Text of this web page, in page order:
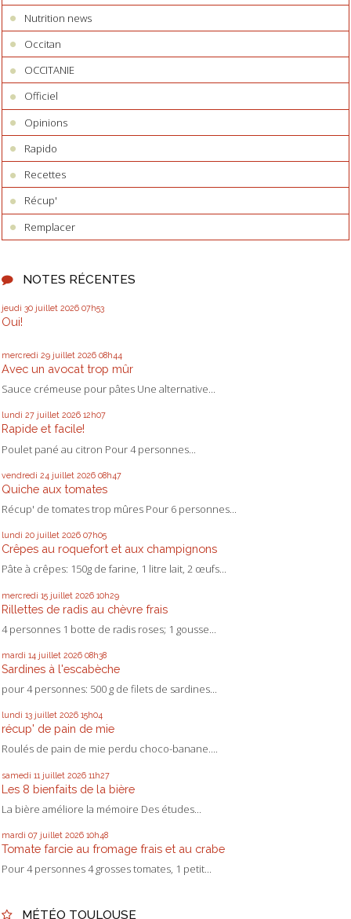
Nutrition news
Occitan
OCCITANIE
Officiel
Opinions
Rapido
Recettes
Récup'
Remplacer
NOTES RÉCENTES
jeudi 30 juillet 2026 07h53
Oui!
mercredi 29 juillet 2026 08h44
Avec un avocat trop mûr
Sauce crémeuse pour pâtes Une alternative...
lundi 27 juillet 2026 12h07
Rapide et facile!
Poulet pané au citron Pour 4 personnes...
vendredi 24 juillet 2026 08h47
Quiche aux tomates
Récup' de tomates trop mûres Pour 6 personnes...
lundi 20 juillet 2026 07h05
Crêpes au roquefort et aux champignons
Pâte à crêpes: 150g de farine, 1 litre lait, 2 œufs...
mercredi 15 juillet 2026 10h29
Rillettes de radis au chèvre frais
4 personnes 1 botte de radis roses; 1 gousse...
mardi 14 juillet 2026 08h38
Sardines à l'escabèche
pour 4 personnes: 500 g de filets de sardines...
lundi 13 juillet 2026 15h04
récup' de pain de mie
Roulés de pain de mie perdu choco-banane....
samedi 11 juillet 2026 11h27
Les 8 bienfaits de la bière
La bière améliore la mémoire Des études...
mardi 07 juillet 2026 10h48
Tomate farcie au fromage frais et au crabe
Pour 4 personnes 4 grosses tomates, 1 petit...
MÉTÉO TOULOUSE